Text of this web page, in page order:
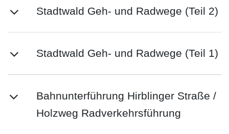
Stadtwald Geh- und Radwege (Teil 2)
Stadtwald Geh- und Radwege (Teil 1)
Bahnunterführung Hirblinger Straße /
Holzweg Radverkehrsführung